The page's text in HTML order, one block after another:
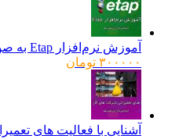
آموزش نرم‌افزار Etap به صورت تصویری
۳۰۰۰۰۰ تومان
آشنایی با فعالیت های